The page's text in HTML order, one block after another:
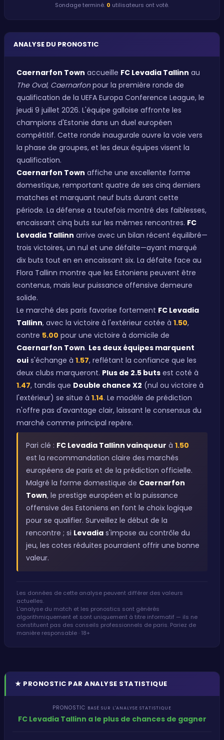
Sondage terminé. 0 utilisateurs ont voté.
ANALYSE DU PRONOSTIC
Caernarfon Town accueille FC Levadia Tallinn au
The Oval, Caernarfonpour la première ronde de
qualification de la UEFA Europa Conference League, le
jeudi 9 juillet 2026. L'équipe galloise affronte les
champions d'Estonie dans un duel européen
compétitif. Cette ronde inaugurale ouvre la voie vers
la phase de groupes, et les deux équipes visent la
qualification.
Caernarfon Town affiche une excellente forme
domestique, remportant quatre de ses cinq derniers
matches et marquant neuf buts durant cette
période. La défense a toutefois montré des faiblesses,
encaissant cinq buts sur les mêmes rencontres. FC
Levadia Tallinn arrive avec un bilan récent équilibré—
trois victoires, un nul et une défaite—ayant marqué
dix buts tout en en encaissant six. La défaite face au
Flora Tallinn montre que les Estoniens peuvent être
contenus, mais leur puissance offensive demeure
solide.
Le marché des paris favorise fortement FC Levadia
Tallinn, avec la victoire à l'extérieur cotée à 1.50,
contre 5.00 pour une victoire à domicile de
Caernarfon Town. Les deux équipes marquent
oui s'échange à 1.57, reflétant la confiance que les
deux clubs marqueront. Plus de 2.5 buts est coté à
1.47, tandis que Double chance X2 (nul ou victoire à
l'extérieur) se situe à 1.14. Le modèle de prédiction
n'offre pas d'avantage clair, laissant le consensus du
marché comme principal repère.
Pari clé : FC Levadia Tallinn vainqueur à 1.50
est la recommandation claire des marchés
européens de paris et de la prédiction officielle.
Malgré la forme domestique de Caernarfon
Town, le prestige européen et la puissance
offensive des Estoniens en font le choix logique
pour se qualifier. Surveillez le début de la
rencontre ; si Levadia s'impose au contrôle du
jeu, les cotes réduites pourraient offrir une bonne
valeur.
Les données de cette analyse peuvent différer des valeurs
actuelles.
L'analyse du match et les pronostics sont générés
algorithmiquement et sont uniquement à titre informatif — ils ne
constituent pas des conseils professionnels de paris. Pariez de
manière responsable · 18+
★ PRONOSTIC PAR ANALYSE STATISTIQUE
PRONOSTIC BASÉ SUR L'ANALYSE STATISTIQUE
FC Levadia Tallinn a le plus de chances de gagner